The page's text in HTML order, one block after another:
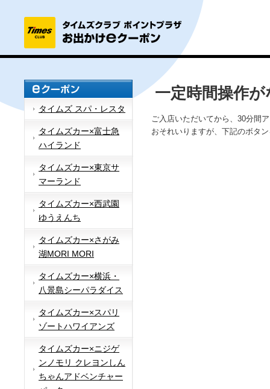
タイムズ スパ・レスタ
タイムズカー×富士急
ハイランド
タイムズカー×東京サ
マーランド
タイムズカー×西武園
ゆうえんち
タイムズカー×さがみ
湖MORI MORI
タイムズカー×横浜・
八景島シーパラダイス
タイムズカー×スパリ
ゾートハワイアンズ
タイムズカー×ニジゲ
ンノモリ クレヨンしん
ちゃんアドベンチャー
一定時間操作
ご入店いただいてから、30分間
おそれいりますが、下記のボタ